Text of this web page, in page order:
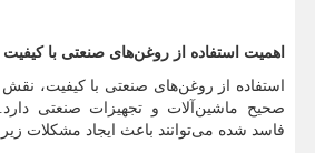
اهمیت استفاده از روغن‌های صنعتی با کیفیت
استفاده از روغن‌های صنعتی با کیفیت،
صحیح ماشین‌آلات و تجهیزات صنعتی
فاسد شده می‌توانند باعث ایجاد مشکلات